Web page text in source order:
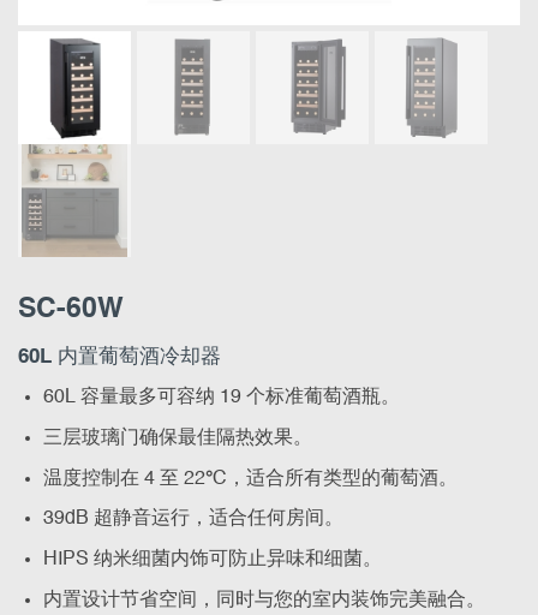
SC-60W
60L 内置葡萄酒冷却器
60L 容量最多可容纳 19 个标准葡萄酒瓶。
三层玻璃门确保最佳隔热效果。
温度控制在 4 至 22°C，适合所有类型的葡萄酒。
39dB 超静音运行，适合任何房间。
HIPS 纳米细菌内饰可防止异味和细菌。
内置设计节省空间，同时与您的室内装饰完美融合。